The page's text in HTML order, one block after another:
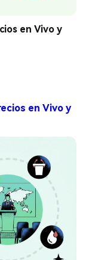
en Vivo y
en Vivo y